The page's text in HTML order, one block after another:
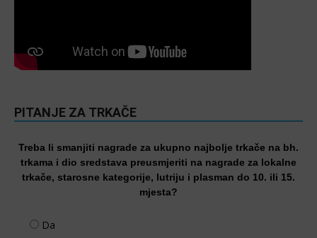
PITANJE ZA TRKAČE
Treba li smanjiti nagrade za ukupno najbolje trkače na bh.
trkama i dio sredstava preusmjeriti na nagrade za lokalne
trkače, starosne kategorije, lutriju i plasman do 10. ili 15.
mjesta?
Da